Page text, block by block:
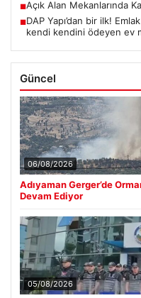
■Açık Alan Mekanlarında
■DAP Yapı’dan bir ilk!
kendi kendini ödeyen ev
Güncel
06/08/2026
Adıyaman Gerger’de
Devam Ediyor
05/08/2026